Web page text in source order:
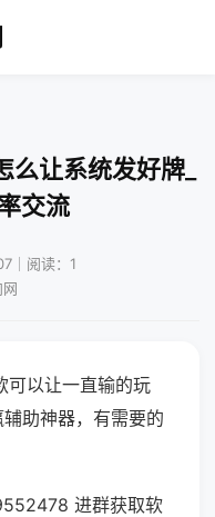
让系统发好牌_
交流
｜阅读：1
可以让一直输的玩
助神器，有需要的
进群获取软